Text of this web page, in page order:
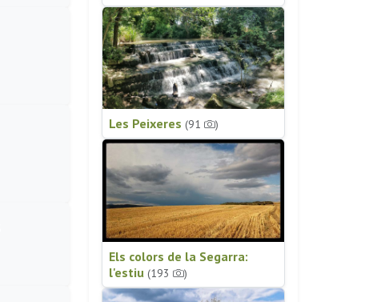
Les Peixeres (91 )
Els colors de la Segarra:
l'estiu (193 )